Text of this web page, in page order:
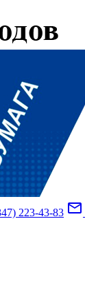
223-43-83 mail_outline